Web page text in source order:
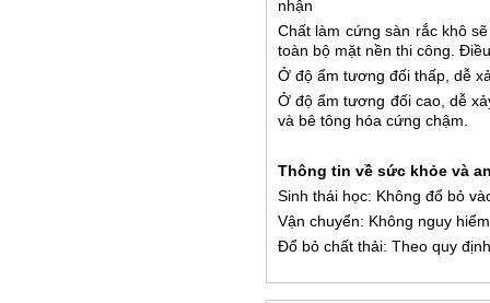
nhận
Chất làm cứng sàn rắc khô
toàn bộ mặt nền thi công.
Ở độ ẩm tương đối thấp, dễ
Ở độ ẩm tương đối cao, dễ
và bê tông hóa cứng chậm.
Thông tin về sức khỏe và
Sinh thái học: Không đổ bỏ
Vận chuyển: Không nguy
Đổ bỏ chất thải: Theo quy